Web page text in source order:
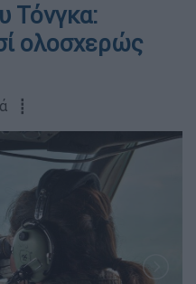
Τόνγκα:
ολοσχερώς
┋